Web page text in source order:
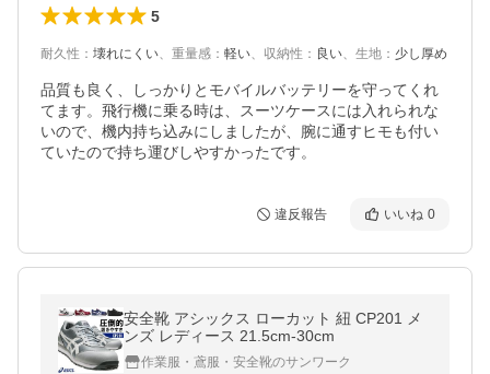
5
耐久性 ： 壊れにくい、 重量感 ： 軽い、 収納性 ： 良い、 生地 ： 少し厚め
品質も良く、しっかりとモバイルバッテリーを守ってくれ
てます。飛行機に乗る時は、スーツケースには入れられな
いので、機内持ち込みにしましたが、腕に通すヒモも付い
ていたので持ち運びしやすかったです。
違反報告 いいね 0
安全靴 アシックス ローカット 紐 CP201 メ
ンズ レディース 21.5cm-30cm
作業服・鳶服・安全靴のサンワーク